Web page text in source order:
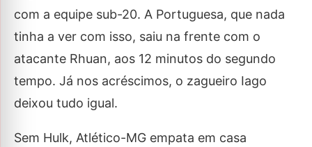
com a equipe sub-20. A Portuguesa, que nada
tinha a ver com isso, saiu na frente com o
atacante Rhuan, aos 12 minutos do segundo
tempo. Já nos acréscimos, o zagueiro Iago
deixou tudo igual.
Sem Hulk, Atlético-MG empata em casa